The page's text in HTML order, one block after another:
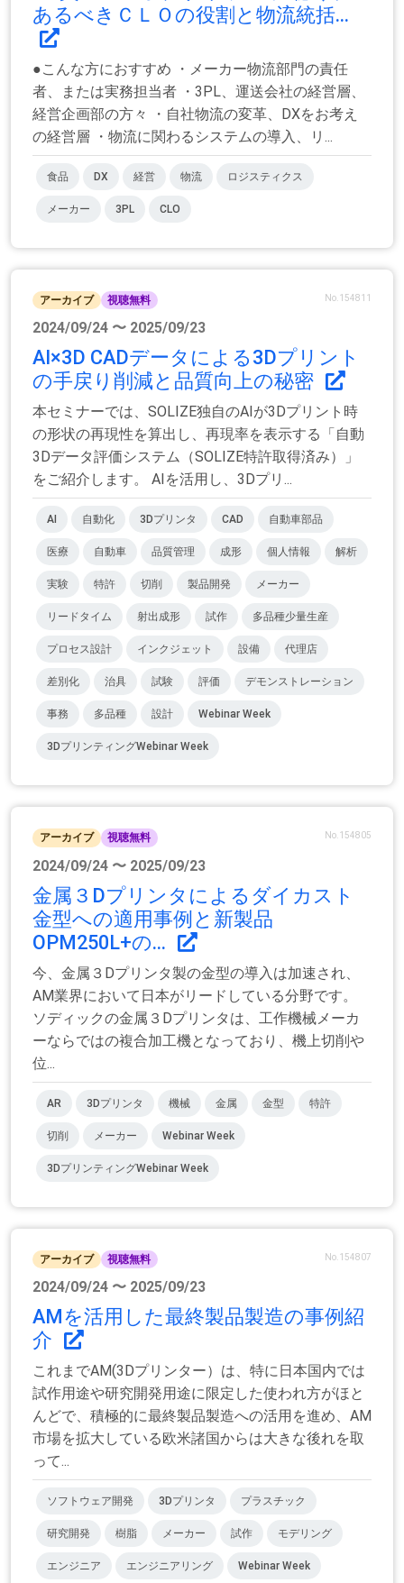
あるべきＣＬＯの役割と物流統括...
●こんな方におすすめ ・メーカー物流部門の責任
者、または実務担当者 ・3PL、運送会社の経営層、
経営企画部の方々 ・自社物流の変革、DXをお考え
の経営層 ・物流に関わるシステムの導入、リ...
食品 DX 経営 物流 ロジスティクス
メーカー 3PL CLO
アーカイブ 視聴無料 No.154811
2024/09/24 〜 2025/09/23
AI×3D CADデータによる3Dプリント
の手戻り削減と品質向上の秘密
本セミナーでは、SOLIZE独自のAIが3Dプリント時
の形状の再現性を算出し、再現率を表示する「自動
3Dデータ評価システム（SOLIZE特許取得済み）」
をご紹介します。 AIを活用し、3Dプリ...
AI 自動化 3Dプリンタ CAD 自動車部品
医療 自動車 品質管理 成形 個人情報 解析
実験 特許 切削 製品開発 メーカー
リードタイム 射出成形 試作 多品種少量生産
プロセス設計 インクジェット 設備 代理店
差別化 治具 試験 評価 デモンストレーション
事務 多品種 設計 Webinar Week
3DプリンティングWebinar Week
アーカイブ 視聴無料 No.154805
2024/09/24 〜 2025/09/23
金属３Dプリンタによるダイカスト
金型への適用事例と新製品
OPM250L+の...
今、金属３Dプリンタ製の金型の導入は加速され、
AM業界において日本がリードしている分野です。
ソディックの金属３Dプリンタは、工作機械メーカ
ーならではの複合加工機となっており、機上切削や
位...
AR 3Dプリンタ 機械 金属 金型 特許
切削 メーカー Webinar Week
3DプリンティングWebinar Week
アーカイブ 視聴無料 No.154807
2024/09/24 〜 2025/09/23
AMを活用した最終製品製造の事例紹
介
これまでAM(3Dプリンター）は、特に日本国内では
試作用途や研究開発用途に限定した使われ方がほと
んどで、積極的に最終製品製造への活用を進め、AM
市場を拡大している欧米諸国からは大きな後れを取
って...
ソフトウェア開発 3Dプリンタ プラスチック
研究開発 樹脂 メーカー 試作 モデリング
エンジニア エンジニアリング Webinar Week